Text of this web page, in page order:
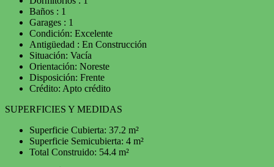
Baños : 1
Garages : 1
Condición: Excelente
Antigüedad : En Construcción
Situación: Vacía
Orientación: Noreste
Disposición: Frente
Crédito: Apto crédito
SUPERFICIES Y MEDIDAS
Superficie Cubierta: 37.2 m²
Superficie Semicubierta: 4 m²
Total Construido: 54.4 m²